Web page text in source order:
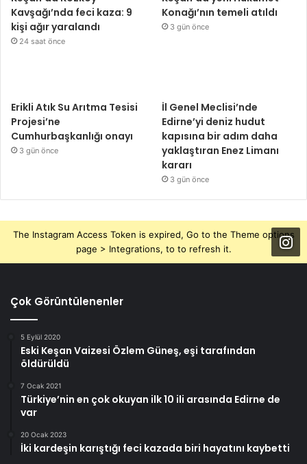
Kavşağı’nda feci kaza: 9
kişi ağır yaralandı
24 saat önce
Konağı’nın temeli atıldı
3 gün önce
Erikli Atık Su Arıtma Tesisi
Projesi’ne
Cumhurbaşkanlığı onayı
3 gün önce
İl Genel Meclisi’nde
Edirne’yi deniz hudut
kapısına bir adım daha
yaklaştıran Enez Limanı
kararı
3 gün önce
The Instagram Access Token is expired, Go to the Theme options
page > Integrations, to to refresh it.
Çok Görüntülenenler
5 Eylül 2020
Eski Keşan Vaizesi Özlem Güneş, eşi tarafından
öldürüldü
7 Ocak 2021
Türkiye’nin en çok okuyan ilk 10 ili arasında Edirne de
var
20 Ocak 2023
İki kardeşin karıştığı feci kazada biri hayatını kaybetti